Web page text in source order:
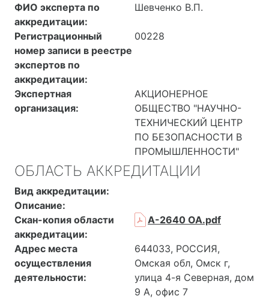
ФИО эксперта по
аккредитации:
Шевченко В.П.
Регистрационный
номер записи в реестре
экспертов по
аккредитации:
00228
Экспертная
организация:
АКЦИОНЕРНОЕ
ОБЩЕСТВО "НАУЧНО-
ТЕХНИЧЕСКИЙ ЦЕНТР
ПО БЕЗОПАСНОСТИ В
ПРОМЫШЛЕННОСТИ"
ОБЛАСТЬ АККРЕДИТАЦИИ
Вид аккредитации:
Описание:
Скан-копия области
аккредитации:
А-2640 ОА.pdf
Адрес места
осуществления
деятельности:
644033, РОССИЯ,
Омская обл, Омск г,
улица 4-я Северная, дом
9 А, офис 7